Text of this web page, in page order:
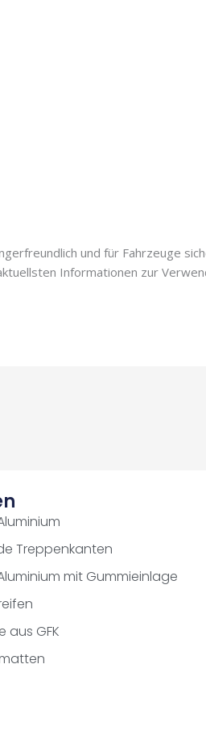
und für Fahrzeuge
Informationen zur
Treppenkanten
mit Gummieinlage
aus GFK